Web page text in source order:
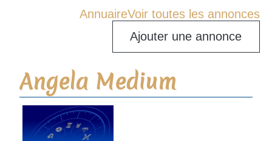
AnnuaireVoir toutes les annonces
Ajouter une annonce
Angela Medium